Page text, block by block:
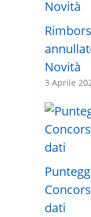
Novità
3 Aprile
dati